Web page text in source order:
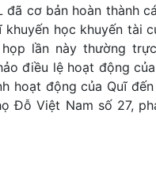
đã cơ bản hoàn thành
khuyến học khuyến tài
lần này thường
điều lệ hoạt động
hoạt động của Quĩ
Đỗ Việt Nam số 27,